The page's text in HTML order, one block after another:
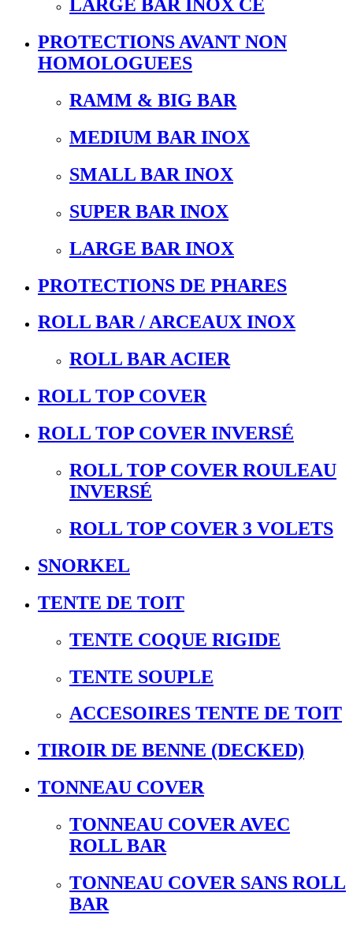
LARGE BAR INOX CE
PROTECTIONS AVANT NON
HOMOLOGUEES
RAMM & BIG BAR
MEDIUM BAR INOX
SMALL BAR INOX
SUPER BAR INOX
LARGE BAR INOX
PROTECTIONS DE PHARES
ROLL BAR / ARCEAUX INOX
ROLL BAR ACIER
ROLL TOP COVER
ROLL TOP COVER INVERSÉ
ROLL TOP COVER ROULEAU
INVERSÉ
ROLL TOP COVER 3 VOLETS
SNORKEL
TENTE DE TOIT
TENTE COQUE RIGIDE
TENTE SOUPLE
ACCESOIRES TENTE DE TOIT
TIROIR DE BENNE (DECKED)
TONNEAU COVER
TONNEAU COVER AVEC
ROLL BAR
TONNEAU COVER SANS ROLL
BAR